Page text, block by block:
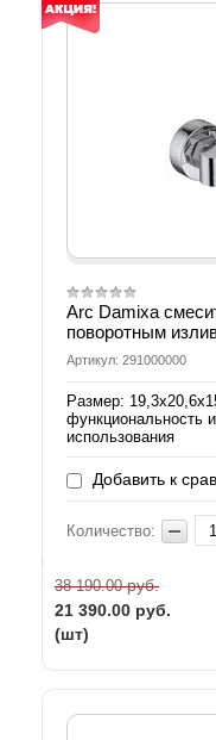
Arc Damixa
поворотным
Артикул: 291000000
Размер:
функциональность
использования
Добавить к
Количество:
38 190.00руб.
21 390.00 руб.
(шт)